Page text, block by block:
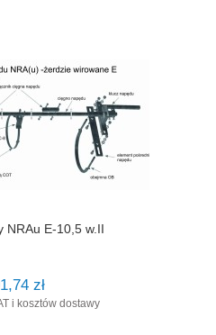
NRAu E-10,5 w.II
zł
i kosztów dostawy